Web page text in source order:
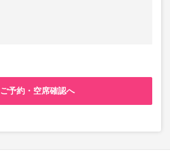
ご予約・空席確認へ